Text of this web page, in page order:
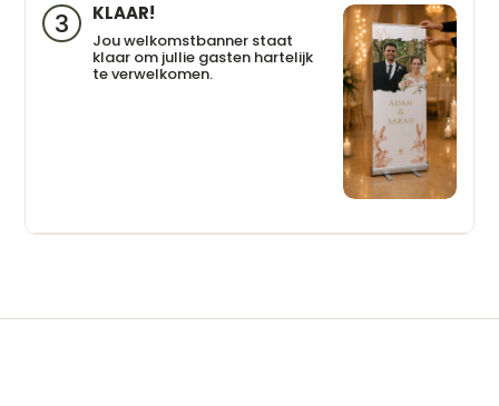
3 KLAAR!
Jou welkomstbanner staat
klaar om jullie gasten hartelijk
te verwelkomen.